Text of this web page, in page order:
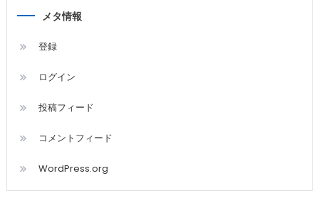
メタ情報
登録
ログイン
投稿フィード
コメントフィード
WordPress.org